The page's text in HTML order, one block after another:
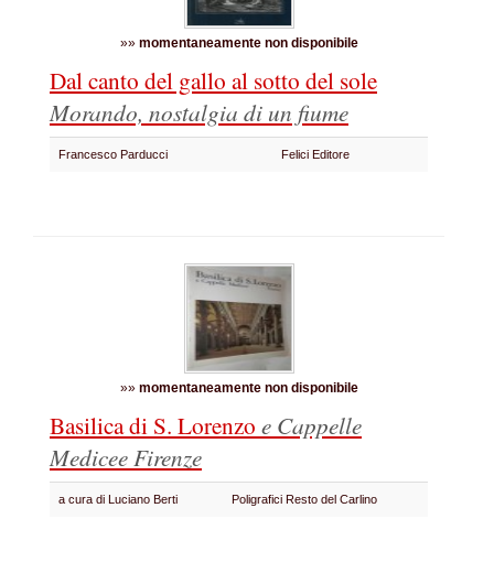
»» momentaneamente non disponibile
Dal canto del gallo al sotto del sole
Morando, nostalgia di un fiume
Francesco Parducci Felici Editore
»» momentaneamente non disponibile
Basilica di S. Lorenzo e Cappelle
MediceeFirenze
a cura di Luciano Berti Poligrafici Resto del Carlino